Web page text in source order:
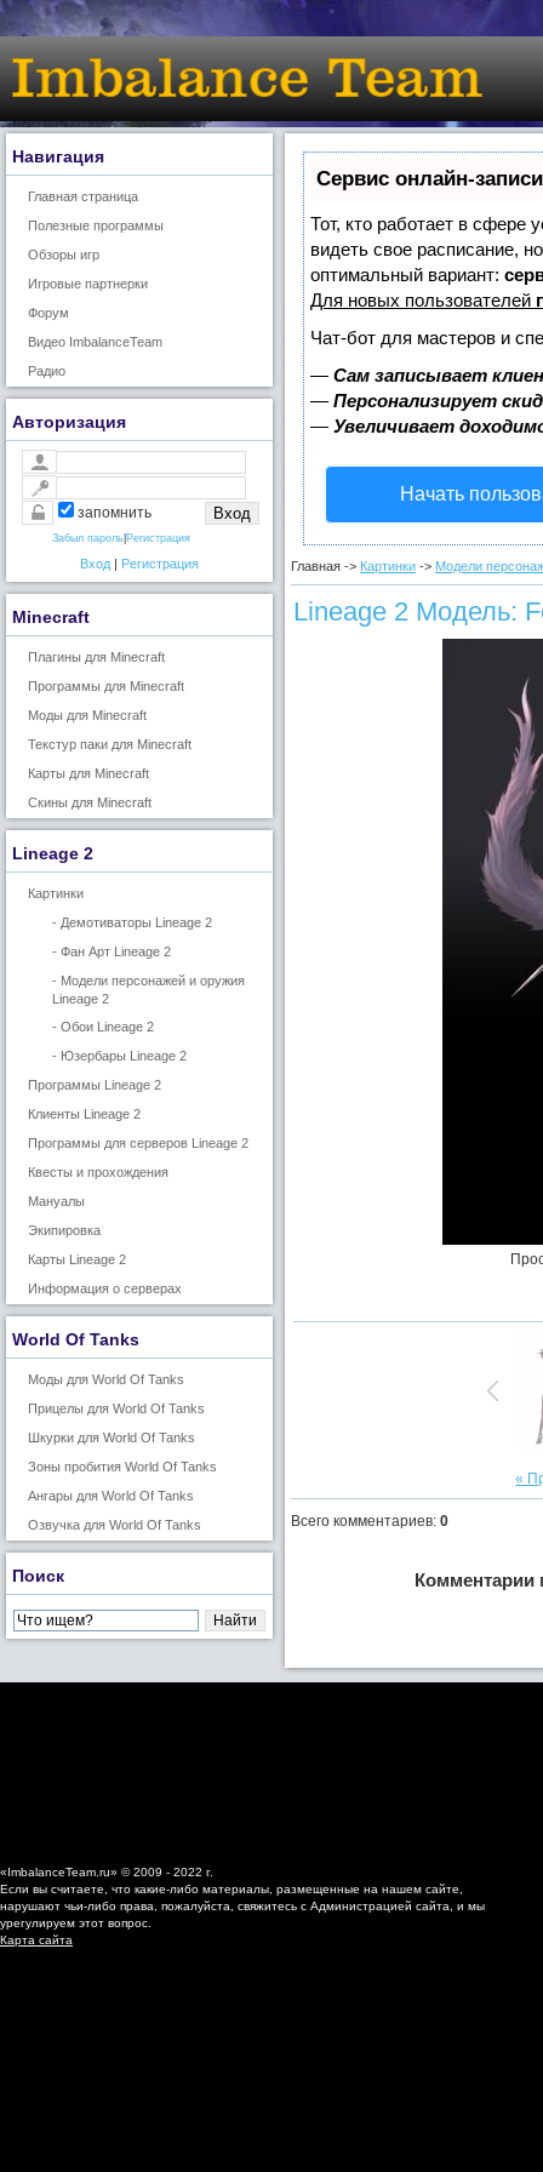
Навигация
Главная страница
Полезные программы
Обзоры игр
Игровые партнерки
Форум
Видео ImbalanceTeam
Радио
Авторизация
запомнить
Забыл пароль Регистрация
Вход | Регистрация
Minecraft
Плагины для Minecraft
Программы для Minecraft
Моды для Minecraft
Текстур паки для Minecraft
Карты для Minecraft
Скины для Minecraft
Lineage 2
Картинки
- Демотиваторы Lineage 2
- Фан Арт Lineage 2
- Модели персонажей и оружия
Lineage 2
- Обои Lineage 2
- Юзербары Lineage 2
Программы Lineage 2
Клиенты Lineage 2
Программы для серверов Lineage 2
Квесты и прохождения
Мануалы
Экипировка
Карты Lineage 2
Информация о серверах
World Of Tanks
Моды для World Of Tanks
Прицелы для World Of Tanks
Шкурки для World Of Tanks
Зоны пробития World Of Tanks
Ангары для World Of Tanks
Озвучка для World Of Tanks
Поиск
Сервис онлайн-
Тот, кто работает в сфере
видеть свое расписание,
оптимальный вариант:
Для новых пользователей
Чат-бот для мастеров и
— Сам записывает
— Персонализирует
— Увеличивает
Начать
Главная -> Картинки -> Модели
Lineage 2 Модель:
«
Всего комментариев: 0
Комментарии
«ImbalanceTeam.ru» © 2009 - 2022 г.
Если вы считаете, что какие-либо материалы, размещенные на нашем сайте,
нарушают чьи-либо права, пожалуйста, свяжитесь с Администрацией сайта, и мы
урегулируем этот вопрос.
Карта сайта